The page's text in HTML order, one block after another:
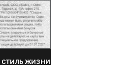
СТИЛЬ ЖИЗНИ